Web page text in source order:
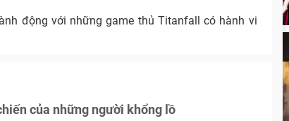
động với những game thủ Titanfall có hành vi
của những người khổng lồ